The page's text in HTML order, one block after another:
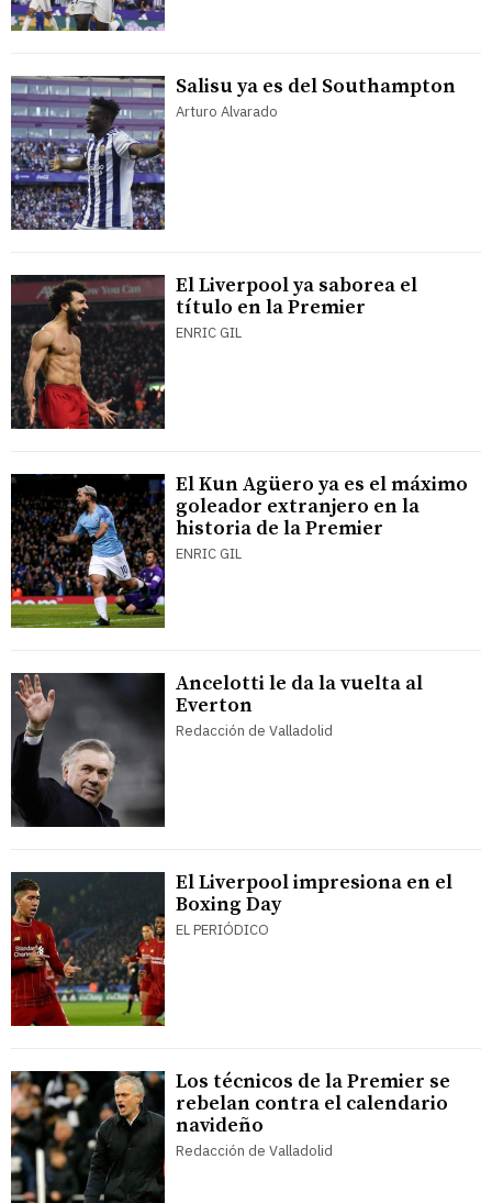
Salisu ya es del Southampton
Arturo Alvarado
El Liverpool ya saborea el
título en la Premier
ENRIC GIL
El Kun Agüero ya es el máximo
goleador extranjero en la
historia de la Premier
ENRIC GIL
Ancelotti le da la vuelta al
Everton
Redacción de Valladolid
El Liverpool impresiona en el
Boxing Day
EL PERIÓDICO
Los técnicos de la Premier se
rebelan contra el calendario
navideño
Redacción de Valladolid